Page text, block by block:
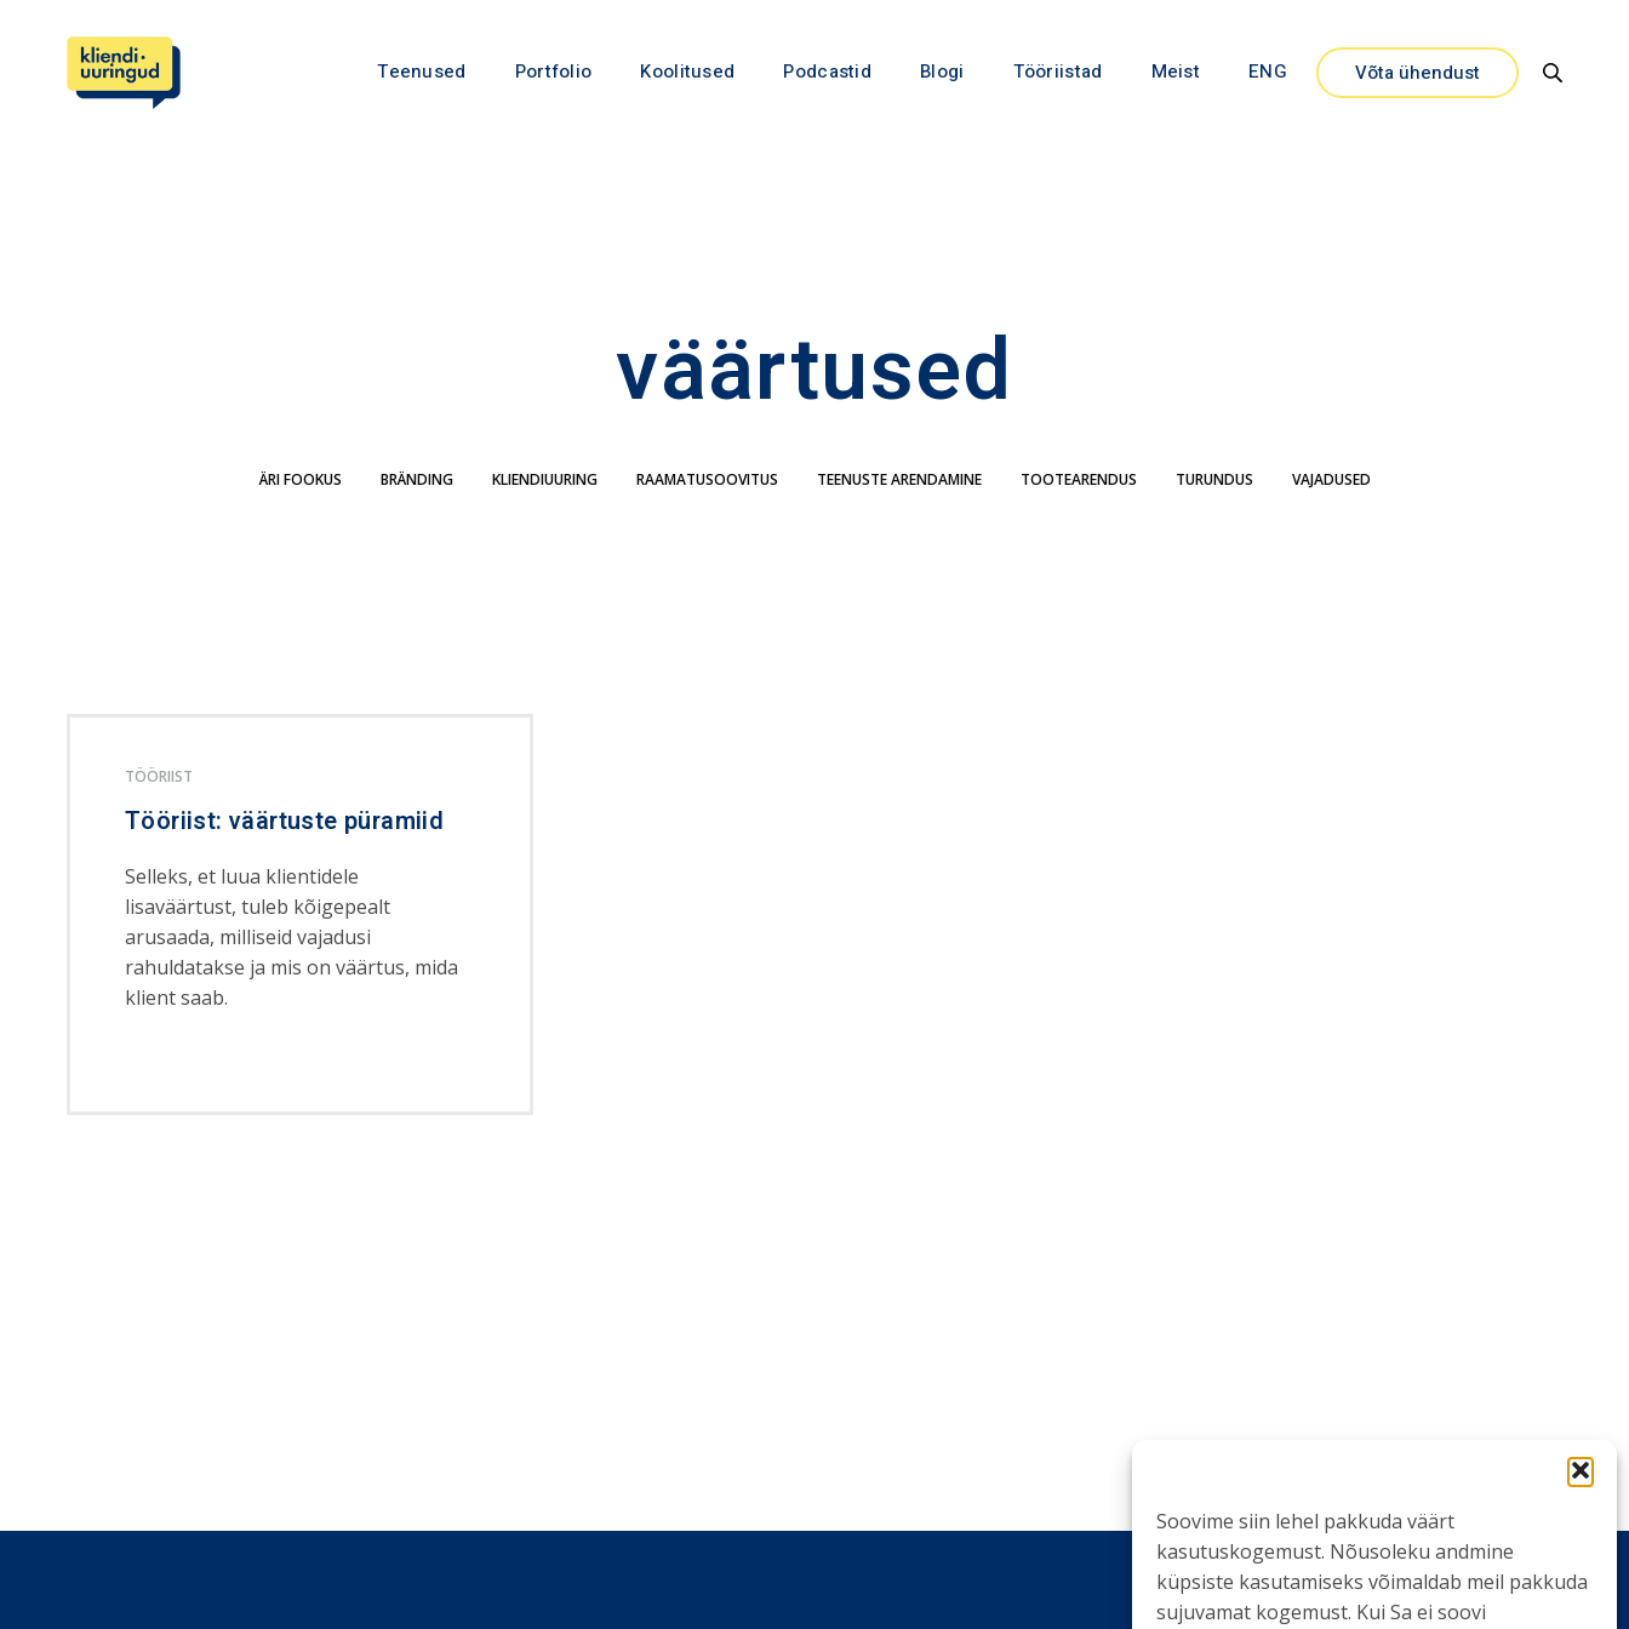
Soovime siin lehel pakkuda väärt
kasutuskogemust. Nõusoleku andmine
küpsiste kasutamiseks võimaldab meil pakkuda
sujuvamat kogemust. Kui Sa ei soovi
Teenused Portfolio Koolitused Podcastid Blogi Tööriistad Meist ENG Võta ühendust
väärtused
ÄRI FOOKUS BRÄNDING KLIENDIUURING RAAMATUSOOVITUS TEENUSTE ARENDAMINE TOOTEARENDUS TURUNDUS VAJADUSED
TÖÖRIIST
Tööriist: väärtuste püramiid
Selleks, et luua klientidele
lisaväärtust, tuleb kõigepealt
arusaada, milliseid vajadusi
rahuldatakse ja mis on väärtus, mida
klient saab.